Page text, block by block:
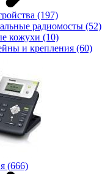
(197)
радиомосты (52)
кожухи (10)
и крепления (60)
(666)